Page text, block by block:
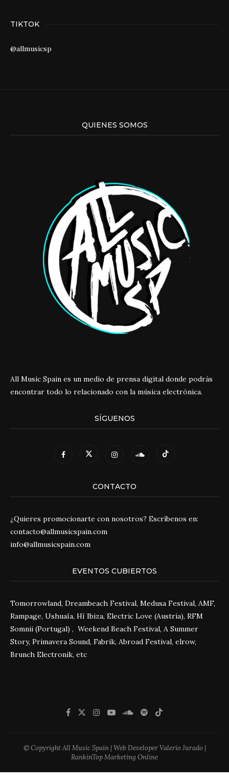
TIKTOK
@allmusicsp
QUIENES SOMOS
All Music Spain es un medio de prensa digital donde podrás
encontrar todo lo relacionado con la música electrónica.
SÍGUENOS
CONTACTO
¿Quieres promocionarte con nosotros? Escríbenos en:
contacto@allmusicspain.com
info@allmusicspain.com
EVENTOS CUBIERTOS
Tomorrowland, Dreambeach Festival, Medusa Festival, AMF,
Rampage, Ushuaïa, Hï Ibiza, Electric Love (Austria), RFM
Somnii (Portugal) , Weekend Beach Festival, A Summer
Story, Primavera Sound, Fabrik, Abroad Festival, elrow,
Brunch Electronik, etc
© Copyright All Music Spain | Web Developer Valerio Jurado |
RankinTop Marketing Online